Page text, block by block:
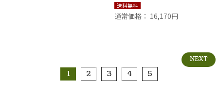
送料無料
通常価格： 16,170円
1 2 3 4 5
NEXT